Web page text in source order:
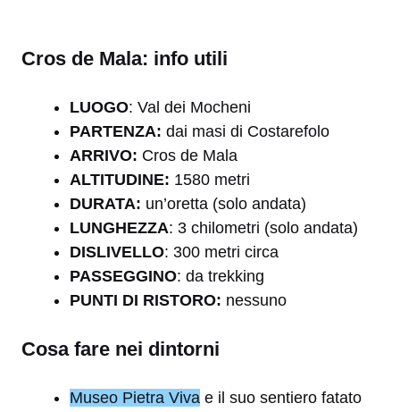
Cros de Mala: info utili
LUOGO: Val dei Mocheni
PARTENZA: dai masi di Costarefolo
ARRIVO: Cros de Mala
ALTITUDINE: 1580 metri
DURATA: un’oretta (solo andata)
LUNGHEZZA: 3 chilometri (solo andata)
DISLIVELLO: 300 metri circa
PASSEGGINO: da trekking
PUNTI DI RISTORO: nessuno
Cosa fare nei dintorni
Museo Pietra Viva e il suo sentiero fatato